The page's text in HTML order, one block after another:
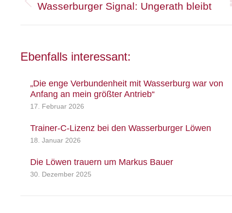
Vorheriger
Wasserburger Signal: Ungerath bleibt
Ebenfalls interessant:
„Die enge Verbundenheit mit Wasserburg war von
Anfang an mein größter Antrieb“
17. Februar 2026
Trainer-C-Lizenz bei den Wasserburger Löwen
18. Januar 2026
Die Löwen trauern um Markus Bauer
30. Dezember 2025